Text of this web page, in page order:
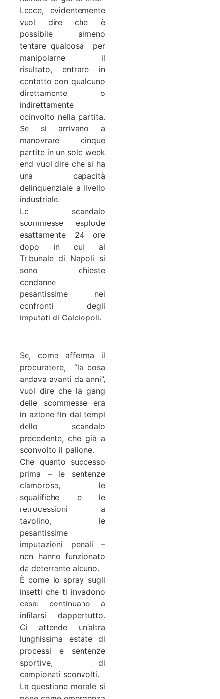
Lecce, evidentemente
vuol dire che è
possibile almeno
tentare qualcosa per
manipolarne il
risultato, entrare in
contatto con qualcuno
direttamente o
indirettamente
coinvolto nella partita.
Se si arrivano a
manovrare cinque
partite in un solo week
end vuol dire che si ha
una capacità
delinquenziale a livello
industriale.
Lo scandalo
scommesse esplode
esattamente 24 ore
dopo in cui al
Tribunale di Napoli si
sono chieste
condanne
pesantissime nei
confronti degli
imputati di Calciopoli.
Se, come afferma il
procuratore, “la cosa
andava avanti da anni”,
vuol dire che la gang
delle scommesse era
in azione fin dai tempi
dello scandalo
precedente, che già a
sconvolto il pallone.
Che quanto successo
prima – le sentenze
clamorose, le
squalifiche e le
retrocessioni a
tavolino, le
pesantissime
imputazioni penali –
non hanno funzionato
da deterrente alcuno.
È come lo spray sugli
insetti che ti invadono
casa: continuano a
infilarsi dappertutto.
Ci attende un’altra
lunghissima estate di
processi e sentenze
sportive, di
campionati sconvolti.
La questione morale si